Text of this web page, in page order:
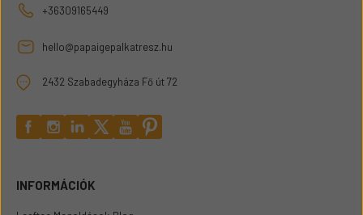
+36309165449
hello@papaigepalkatresz.hu
2432 Szabadegyháza Fő út 72
INFORMÁCIÓK